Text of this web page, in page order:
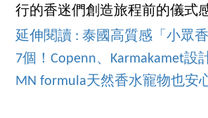
行的香迷們創造旅程前的儀式
延伸閱讀 : 泰國高質感「小眾
7個！Copenn、Karmakamet設
MN formula天然香水寵物也安